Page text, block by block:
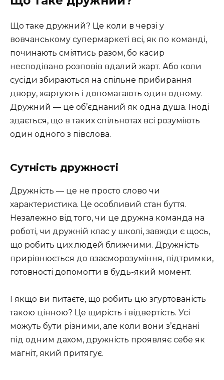
Що таке дружний? Це коли в черзі у
вовчанському супермаркеті всі, як по команді,
починають сміятись разом, бо касир
несподівано розповів вдалий жарт. Або коли
сусіди збираються на спільне прибирання
двору, жартують і допомагають один одному.
Дружний — це об’єднаний як одна душа. Іноді
здається, що в таких спільнотах всі розуміють
один одного з півслова.
Сутність дружності
Дружність — це не просто слово чи
характеристика. Це особливий стан буття.
Незалежно від того, чи це дружна команда на
роботі, чи дружній клас у школі, завжди є щось,
що робить цих людей ближчими. Дружність
прирівнюється до взаєморозуміння, підтримки,
готовності допомогти в будь-який момент.
І якщо ви питаєте, що робить цю згуртованість
такою цінною? Це щирість і відвертість. Усі
можуть бути різними, але коли вони з’єднані
під одним дахом, дружність проявляє себе як
магніт, який притягує.